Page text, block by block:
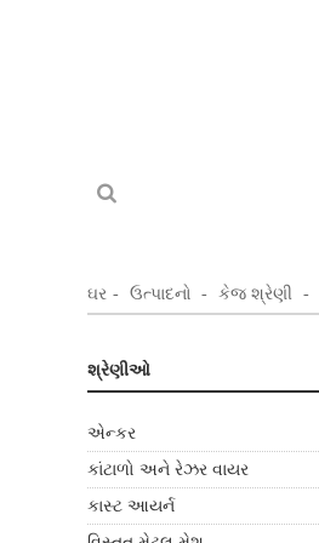
ઘર ઉત્પાદનો કેજ શ્રેણી
શ્રેણીઓ
એન્કર
કાંટાળો અને રેઝર વાયર
કાસ્ટ આયર્ન